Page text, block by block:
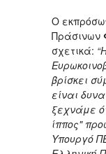
Ο
Πράσινων
σχετικά:
βρίσκει
είναι
ξεχνάμε
ίππος"
Υπουργό